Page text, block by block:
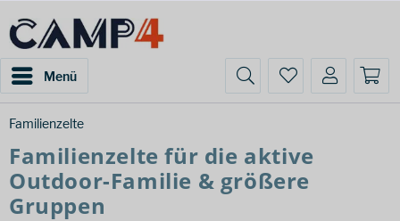
Menü
Familienzelte
Familienzelte für die aktive
Outdoor-Familie & größere
Gruppen